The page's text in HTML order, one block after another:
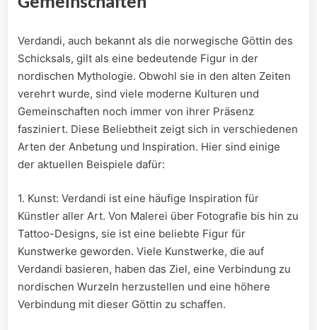
Verdandi, auch bekannt als die norwegische Göttin des
Schicksals, gilt als eine bedeutende Figur in der
nordischen Mythologie. Obwohl sie in den alten Zeiten
verehrt wurde, sind viele moderne Kulturen und
Gemeinschaften noch immer von ihrer Präsenz
fasziniert. Diese Beliebtheit zeigt sich in verschiedenen
Arten der Anbetung und Inspiration. Hier sind einige
der aktuellen Beispiele dafür:
1. Kunst: Verdandi ist eine häufige Inspiration für
Künstler aller Art. Von Malerei über Fotografie bis hin zu
Tattoo-Designs, sie ist eine beliebte Figur für
Kunstwerke geworden. Viele Kunstwerke, die auf
Verdandi basieren, haben das Ziel, eine Verbindung zu
nordischen Wurzeln herzustellen und eine höhere
Verbindung mit dieser Göttin zu schaffen.